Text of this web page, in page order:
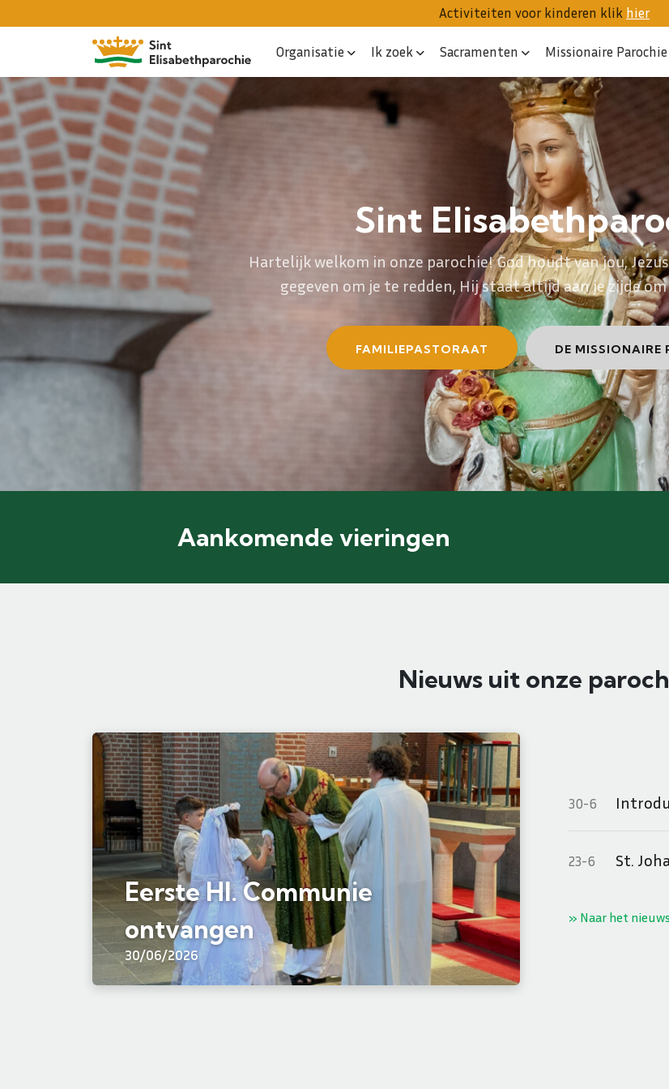
Activiteiten voor kinderen klik hier
Organisatie Ik zoek Sacramenten Missionaire Parochie
Sint
Hartelijk welkom in onze parochie! God houdt van jou,
gegeven om je te redden, Hij staat altijd aan je zijde
FAMILIEPASTORAAT DE MISSIONAIRE
Aankomende vieringen
Nieuws uit onze
Eerste Hl. Communie
ontvangen
30/06/2026
30-6
23-6 St.
» Naar het